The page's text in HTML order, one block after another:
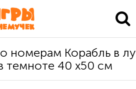
номерам Корабль в
темноте 40 х50 см